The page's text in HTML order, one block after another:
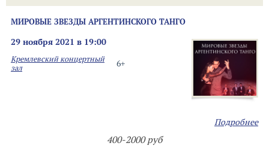
МИРОВЫЕ ЗВЕЗДЫ АРГЕНТИНСКОГО ТАНГО
29 ноября 2021 в 19:00
6+
Кремлевский концертный
зал
Подробнее
400-2000 руб